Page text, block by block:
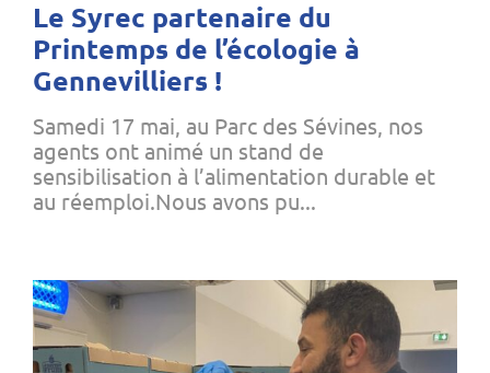
Le Syrec partenaire du
Printemps de l’écologie à
Gennevilliers !
Samedi 17 mai, au Parc des Sévines, nos
agents ont animé un stand de
sensibilisation à l’alimentation durable et
au réemploi.Nous avons pu...